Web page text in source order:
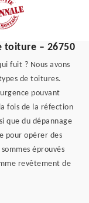
toiture – 26750
fuit ? Nous avons
de toitures.
pouvant
fois de la réfection
que du dépannage
pour opérer des
éprouvés
revêtement de